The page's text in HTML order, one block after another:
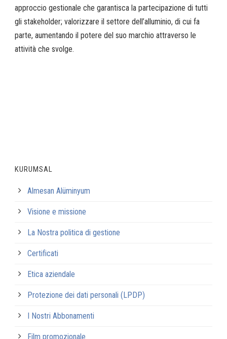
approccio gestionale che garantisca la partecipazione di tutti
gli stakeholder; valorizzare il settore dell’alluminio, di cui fa
parte, aumentando il potere del suo marchio attraverso le
attività che svolge.
KURUMSAL
Almesan Alüminyum
Visione e missione
La Nostra politica di gestione
Certificati
Etica aziendale
Protezione dei dati personali (LPDP)
I Nostri Abbonamenti
Film promozionale